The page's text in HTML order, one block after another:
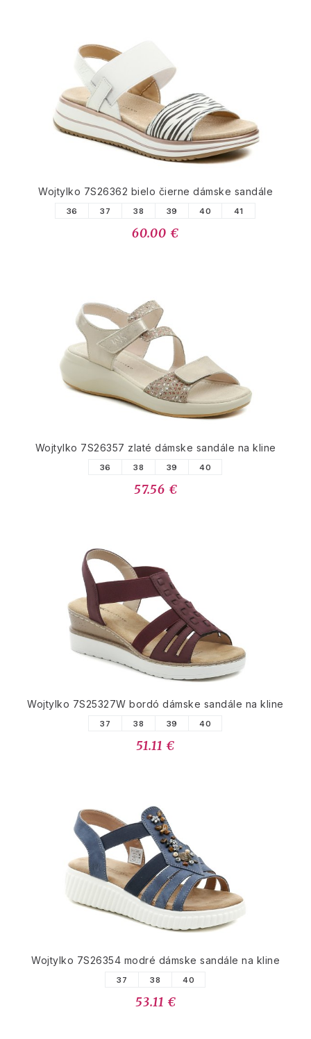
Wojtylko 7S26362 bielo čierne dámske sandále
36 37 38 39 40 41
60.00 €
Wojtylko 7S26357 zlaté dámske sandále na kline
36 38 39 40
57.56 €
Wojtylko 7S25327W bordó dámske sandále na kline
37 38 39 40
51.11 €
Wojtylko 7S26354 modré dámske sandále na kline
37 38 40
53.11 €